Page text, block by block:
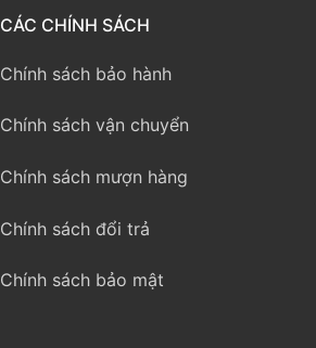
CÁC CHÍNH SÁCH
Chính sách bảo hành
Chính sách vận chuyển
Chính sách mượn hàng
Chính sách đổi trả
Chính sách bảo mật